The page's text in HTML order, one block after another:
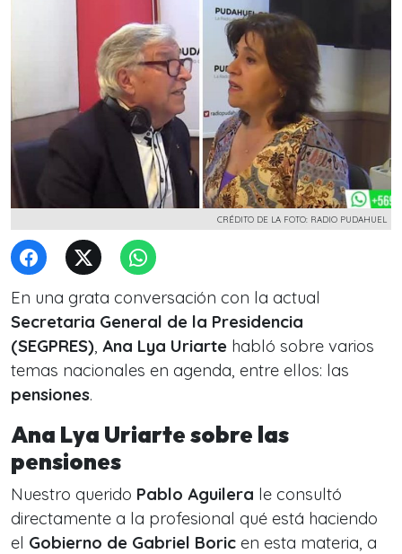
CRÉDITO DE LA FOTO: RADIO PUDAHUEL
En una grata conversación con la actual
Secretaria General de la Presidencia
(SEGPRES), Ana Lya Uriarte habló sobre varios
temas nacionales en agenda, entre ellos: las
pensiones.
Ana Lya Uriarte sobre las
pensiones
Nuestro querido Pablo Aguilera le consultó
directamente a la profesional qué está haciendo
el Gobierno de Gabriel Boric en esta materia, a